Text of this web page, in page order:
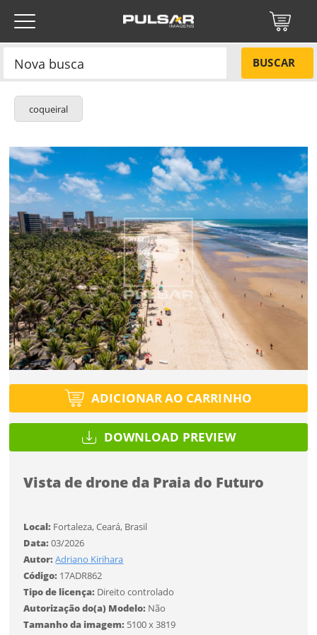
BUSCAR
coqueiral
ADICIONAR AO CARRINHO
DOWNLOAD PREVIEW
Vista de drone da Praia do Futuro
Local: Fortaleza, Ceará, Brasil
Data:03/2026
Autor:Adriano Kirihara
Código: 17ADR862
Tipo de licença: Direito controlado
Autorização do(a) Modelo: Não
Tamanho da imagem: 5100 x 3819
Título do projeto
Tipo de projeto
Selecione
Tamanho
Códigos
Título do projeto
Selecione
Utilização
Formato
Esqueci a senha
ENTRAR
Você ainda não tem conta?
CADASTRE-SE
ENTRAR
ENVIAR
Protegido por reCAPTCHA — Privacidade ·Termos
NÃO
SIM
Título do projeto
Tipo de projeto
Selecione
Utilização
Tamanho
Tamanho PR$ 57,00
Tamanho MR$ 114,00
Tamanho GR$ 171,00